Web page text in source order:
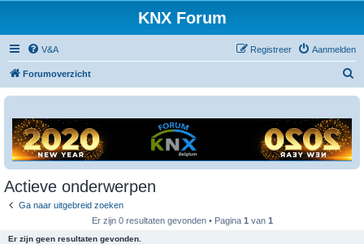
KNX Forum
V&A Aanmelden
Registreer
Forumoverzicht
Actieve onderwerpen
Ga naar uitgebreid zoeken
Er zijn 0 resultaten gevonden • Pagina 1 van 1
Er zijn geen resultaten gevonden.